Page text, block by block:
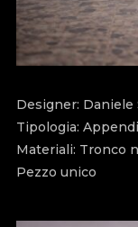
Designer: Daniele
Tipologia:
Materiali: Tronco
Pezzo unico